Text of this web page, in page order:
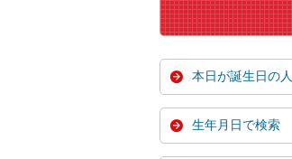
本日が誕生日の人
生年月日で検索